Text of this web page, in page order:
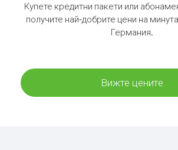
Купете кредитни пакети или
получите най-добрите цени на
Германия.
Вижте цените